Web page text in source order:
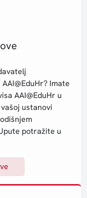
Imate
AAI@EduHr u
ustanovi
potražite u